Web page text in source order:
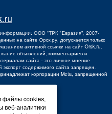
ООО "ТРК "Евразия", 2007-
на сайте Орск.ру, допускается только
активной ссылки на сайт Orsk.ru.
объявлений, комментариев и
сайта - это личное мнение
содержимого сайта запрещен.
корпорации Meta, запрещенной
файлы cookies,
веб-аналитики